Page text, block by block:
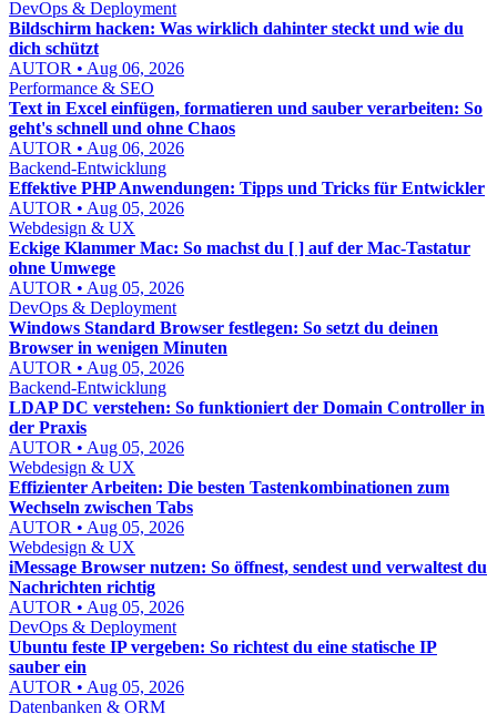
DevOps & Deployment
Bildschirm hacken: Was wirklich dahinter steckt und wie du
dich schützt
AUTOR • Aug 06, 2026
Performance & SEO
Text in Excel einfügen, formatieren und sauber verarbeiten: So
geht's schnell und ohne Chaos
AUTOR • Aug 06, 2026
Backend-Entwicklung
Effektive PHP Anwendungen: Tipps und Tricks für Entwickler
AUTOR • Aug 05, 2026
Webdesign & UX
Eckige Klammer Mac: So machst du [ ] auf der Mac-Tastatur
ohne Umwege
AUTOR • Aug 05, 2026
DevOps & Deployment
Windows Standard Browser festlegen: So setzt du deinen
Browser in wenigen Minuten
AUTOR • Aug 05, 2026
Backend-Entwicklung
LDAP DC verstehen: So funktioniert der Domain Controller in
der Praxis
AUTOR • Aug 05, 2026
Webdesign & UX
Effizienter Arbeiten: Die besten Tastenkombinationen zum
Wechseln zwischen Tabs
AUTOR • Aug 05, 2026
Webdesign & UX
iMessage Browser nutzen: So öffnest, sendest und verwaltest du
Nachrichten richtig
AUTOR • Aug 05, 2026
DevOps & Deployment
Ubuntu feste IP vergeben: So richtest du eine statische IP
sauber ein
AUTOR • Aug 05, 2026
Datenbanken & ORM